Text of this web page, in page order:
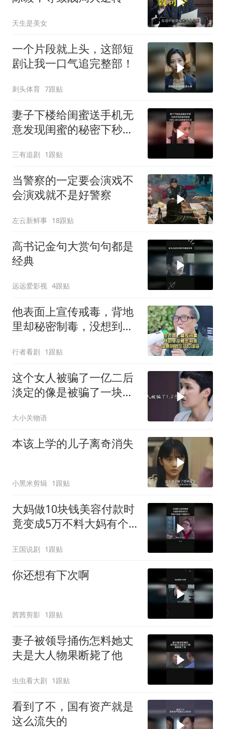
天生是美女
一个片段就上头，这部短
剧让我一口气追完整部！
刺头体育 7跟贴
妻子下楼给闺蜜送手机无
意发现闺蜜的秘密下秒让
三有追剧 1跟贴
当警察的一定要会演戏不
会演戏就不是好警察
左云新鲜事 18跟贴
高书记金句大赏句句都是
经典
远远爱影视 4跟贴
他表面上宣传戒毒，背地
里却秘密制毒，没想到败
行者看剧 1跟贴
这个女人被骗了一亿二后
淡定的像是被骗了一块二
大小关物语
本该上学的儿子离奇消失
小黑米剪辑 1跟贴
大妈做10块钱美容付款时
竟变成5万不料大妈有个
王国说剧 1跟贴
你还想有下次啊
茜茜剪影 1跟贴
妻子被领导捅伤怎料她丈
夫是大人物果断毙了他
虫虫看大剧 1跟贴
看到了不，国有资产就是
这么流失的